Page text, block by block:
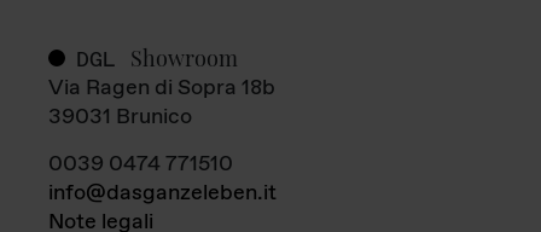
DGL Showroom
Via Ragen di Sopra 18b
39031 Brunico
0039 0474 771510
info@dasganzeleben.it
Note legali